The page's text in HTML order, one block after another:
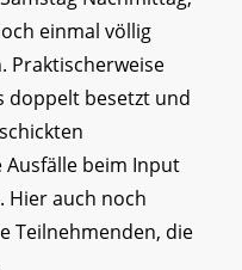
einmal völlig
Praktischerweise
doppelt besetzt und
Ausfälle beim Input
Hier auch noch
Teilnehmenden, die